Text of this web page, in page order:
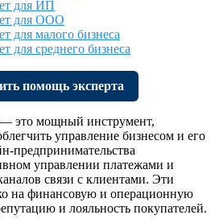
помощь эксперта
это мощный инструмент,
управление бизнесом и его
предпринимательства
управлении платежами и
связи с клиентами. Эти
на финансовую и операционную
и лояльность покупателей.